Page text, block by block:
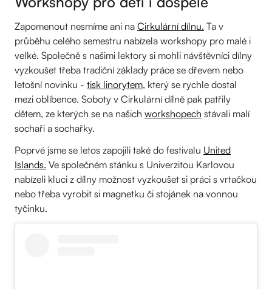
Zapomenout nesmíme ani na Cirkulární dílnu. Ta v
průběhu celého semestru nabízela workshopy pro malé i
velké. Společně s našimi lektory si mohli návštěvníci dílny
vyzkoušet třeba tradiční základy práce se dřevem nebo
letošní novinku - tisk linorytem, který se rychle dostal
mezi oblíbence. Soboty v Cirkulární dílně pak patřily
dětem, ze kterých se na našich workshopech stávali malí
sochaři a sochařky.
Poprvé jsme se letos zapojili také do festivalu United
Islands. Ve společném stánku s Univerzitou Karlovou
nabízeli kluci z dílny možnost vyzkoušet si práci s vrtačkou
nebo třeba vyrobit si magnetku či stojánek na vonnou
tyčinku.